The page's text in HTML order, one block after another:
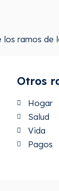
ramos de
Otros
Hogar
Salud
Vida
Pagos